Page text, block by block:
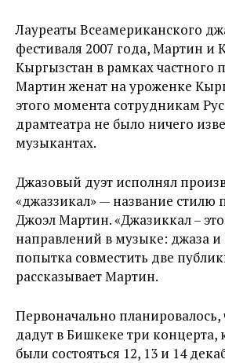
Лауреаты Всеамериканского
фестиваля 2007 года, Мартин и
Кыргызстан в рамках частного
Мартин женат на уроженке
этого момента сотрудникам
драмтеатра не было ничего
музыкантах.
Джазовый дуэт исполнял
«джаззикал» — название стилю
Джоэл Мартин. «Джазиккал –
направлений в музыке: джаза и
попытка совместить две
рассказывает Мартин.
Первоначально
дадут в Бишкеке три
были состояться 12, 13 и 14